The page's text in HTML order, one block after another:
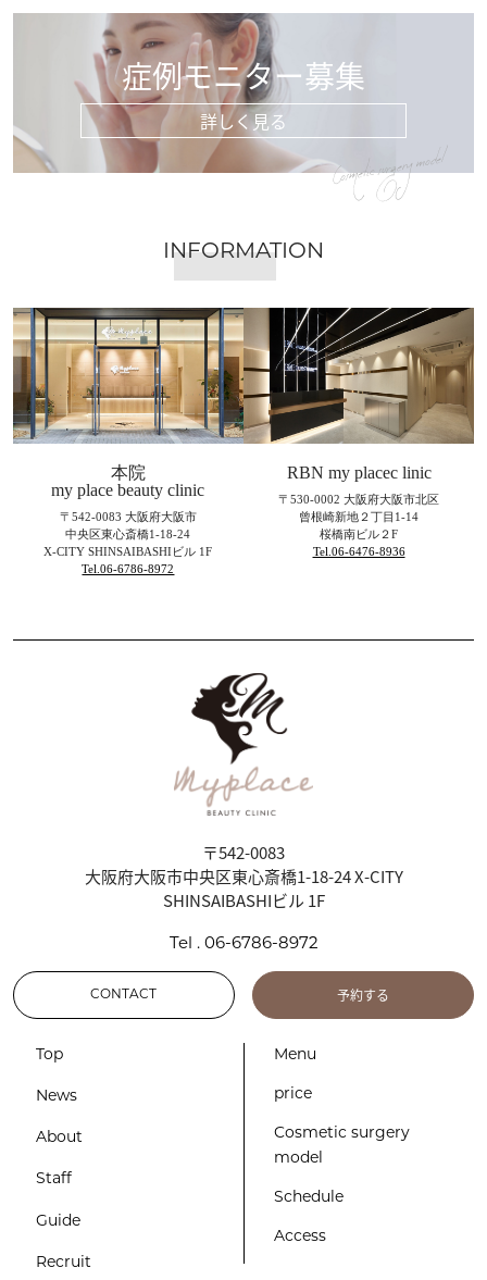
症例モニター募集
詳しく見る
Cosmetic surgery model
INFORMATION
本院
my place beauty clinic
〒542-0083 大阪府大阪市
中央区東心斎橋1-18-24
X-CITY SHINSAIBASHIビル 1F
Tel.06-6786-8972
RBN my placec linic
〒530-0002 大阪府大阪市北区
曾根崎新地２丁目1-14
桜橋南ビル２F
Tel.06-6476-8936
〒542-0083
大阪府大阪市中央区東心斎橋1-18-24 X-CITY
SHINSAIBASHIビル 1F
Tel . 06-6786-8972
CONTACT 予約する
Top
News
About
Staff
Guide
Recruit
Menu
price
Cosmetic surgery
model
Schedule
Access